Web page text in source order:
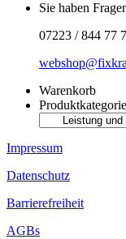
Sie haben
07223 / 844 77
Warenkorb
Impressum
Datenschutz
Barrierefreiheit
AGBs